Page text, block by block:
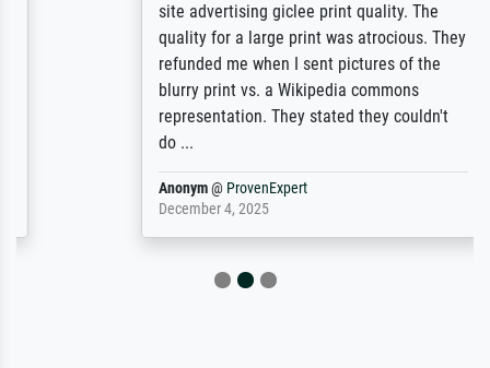
site advertising giclee print quality. The
quality for a large print was atrocious. They
refunded me when I sent pictures of the
blurry print vs. a Wikipedia commons
representation. They stated they couldn't
ProvenExpert
December 4, 2025